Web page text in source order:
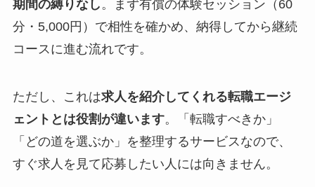
期間の縛りなし 。まず有償の体験セッション（60
分・5,000円）で相性を確かめ、納得してから継続
コースに進む流れです。
ただし、これは求人を紹介してくれる転職エージ
ェントとは役割が違います。「転職すべきか」
「どの道を選ぶか」を整理するサービスなので、
すぐ求人を見て応募したい人には向きません。